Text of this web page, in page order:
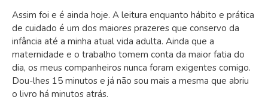
Assim foi e é ainda hoje. A leitura enquanto hábito e prática
de cuidado é um dos maiores prazeres que conservo da
infância até a minha atual vida adulta. Ainda que a
maternidade e o trabalho tomem conta da maior fatia do
dia, os meus companheiros nunca foram exigentes comigo.
Dou-lhes 15 minutos e já não sou mais a mesma que abriu
o livro há minutos atrás.